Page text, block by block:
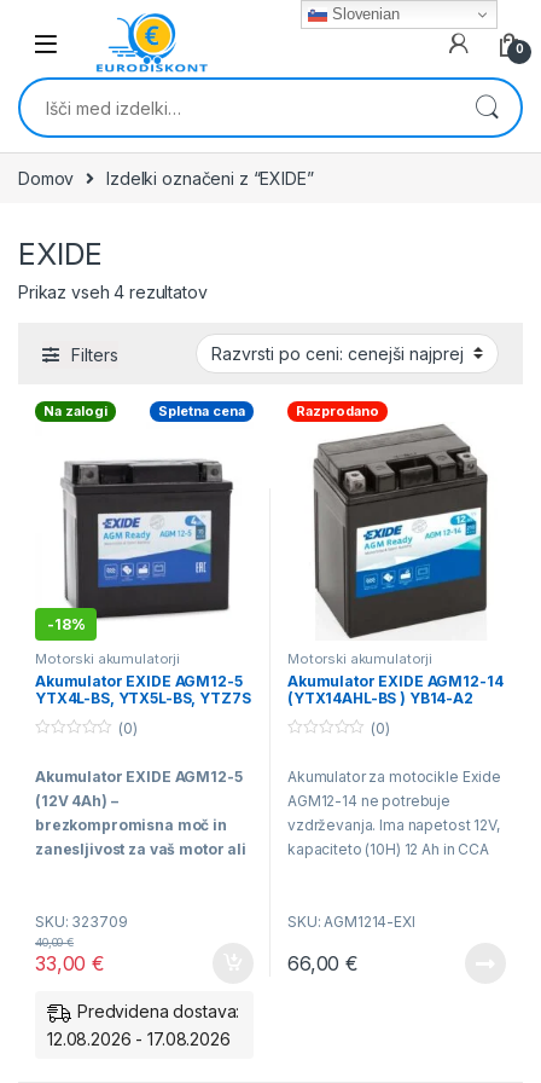
Skip to navigation
0
Išči:
Domov Izdelki označeni z “EXIDE”
EXIDE
Prikaz vseh 4 rezultatovRazvrščeno po ceni: od najnižje do
Filters
Na zalogi
-18%
Spletna cena
Motorski akumulatorji
Akumulator EXIDE AGM12-5
YTX4L-BS, YTX5L-BS, YTZ7S
u
t
o
f
5
(0)
Akumulator EXIDE AGM12-5
(12V 4Ah) –
brezkompromisna moč in
zanesljivost za vaš motor ali
Glass Mat), ta akumulator ne
zahteva vzdrževanja, je
popolnoma zatesnjen in
Idealna izbira za vse, ki iščejo
dolgotrajno življenjsko dobo in
SKU: 323709
33,00€
40,00€
Predvidena dostava:
12.08.2026 - 17.08.2026
Razprodano
Motorski akumulatorji
Akumulator EXIDE AGM12-14
(YTX14AHL-BS ) YB14-A2
u
o
f
5
(0)
Akumulator za motocikle Exide
AGM12-14 ne potrebuje
vzdrževanja. Ima napetost 12V,
kapaciteto (10H) 12 Ah in CCA
mm široke in 164 mm visoke.
SKU: AGM1214-EXI
66,00€
Slovenian